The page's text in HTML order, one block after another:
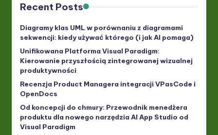
Recent Posts
Diagramy klas UML w porównaniu z diagramami
sekwencji: kiedy używać którego (i jak AI pomaga)
Unifikowana Platforma Visual Paradigm:
Kierowanie przyszłością zintegrowanej wizualnej
produktywności
Recenzja Product Managera integracji VPasCode i
OpenDocs
Od koncepcji do chmury: Przewodnik menedżera
produktu dla nowego narzędzia AI App Studio od
Visual Paradigm